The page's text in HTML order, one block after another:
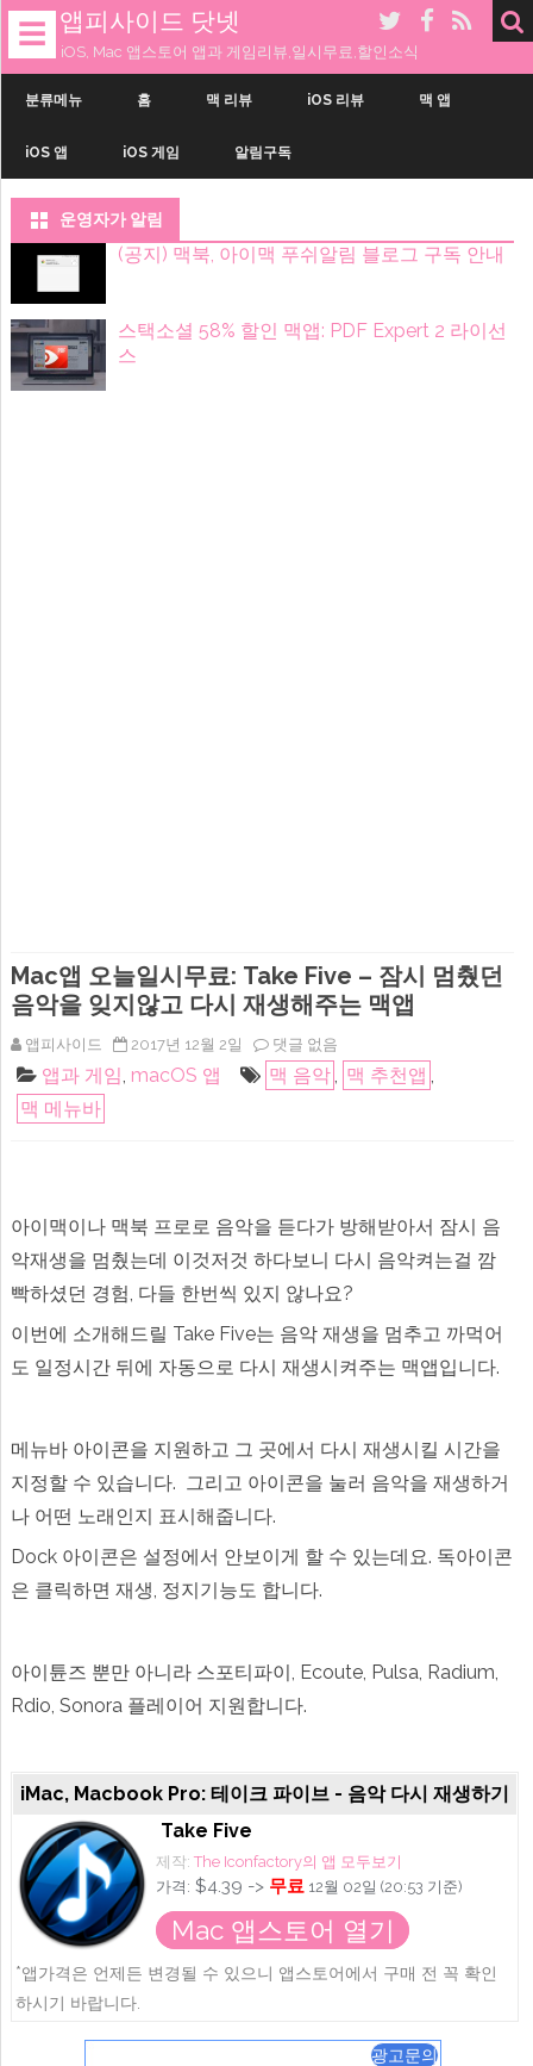
☰ 앱피사이드 닷넷
iOS, Mac 앱스토어 앱과 게임리뷰,일시무료,할인소식
로
건
너
분류메뉴 홈 맥 리뷰 iOS 리뷰 맥 앱
iOS 앱 iOS 게임 알림구독
운영자가 알림
(공지) 맥북, 아이맥 푸쉬알림 블로그 구독 안내
스택소셜 58% 할인 맥앱: PDF Expert 2 라이선
스
Mac앱 오늘일시무료: Take Five – 잠시 멈췄던
음악을 잊지않고 다시 재생해주는 맥앱
앱피사이드 2017년 12월 2일
Mac
앱
오
늘
–
잠
시
멈
췄
음
악
을
잊
다
시
재
해
는
맥
앱
댓글 없음
앱과 게임 macOS 앱 맥 음악 맥 추천앱
맥 메뉴바
아이맥이나 맥북 프로로 음악을 듣다가 방해받아서 잠시 음
악재생을 멈췄는데 이것저것 하다보니 다시 음악켜는걸 깜
빡하셨던 경험, 다들 한번씩 있지 않나요?
이번에 소개해드릴 Take Five는 음악 재생을 멈추고 까먹어
도 일정시간 뒤에 자동으로 다시 재생시켜주는 맥앱입니다.
메뉴바 아이콘을 지원하고 그 곳에서 다시 재생시킬 시간을
지정할 수 있습니다. 그리고 아이콘을 눌러 음악을 재생하거
나 어떤 노래인지 표시해줍니다.
Dock 아이콘은 설정에서 안보이게 할 수 있는데요. 독아이콘
은 클릭하면 재생, 정지기능도 합니다.
아이튠즈 뿐만 아니라 스포티파이, Ecoute, Pulsa, Radium,
Rdio, Sonora 플레이어 지원합니다.
iMac, Macbook Pro: 테이크 파이브 - 음악 다시 재생하기
Take Five
제작:The Iconfactory의 앱 모두보기
가격: $4.39 -> 무료 12월 02일 (20:53 기준)
Mac 앱스토어 열기
*앱가격은 언제든 변경될 수 있으니 앱스토어에서 구매 전 꼭 확인
하시기 바랍니다.
광고문의